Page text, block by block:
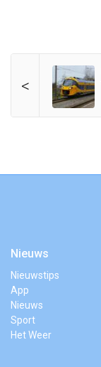
<
Nieuws
Nieuwstips
App
Nieuws
Sport
Het Weer